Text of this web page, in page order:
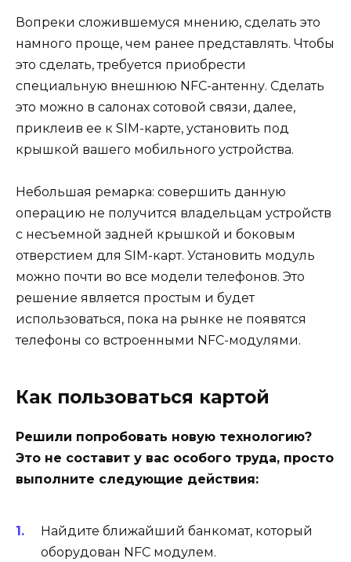
Вопреки сложившемуся мнению, сделать это
намного проще, чем ранее представлять. Чтобы
это сделать, требуется приобрести
специальную внешнюю NFC-антенну. Сделать
это можно в салонах сотовой связи, далее,
приклеив ее к SIM-карте, установить под
крышкой вашего мобильного устройства.
Небольшая ремарка: совершить данную
операцию не получится владельцам устройств
с несъемной задней крышкой и боковым
отверстием для SIM-карт. Установить модуль
можно почти во все модели телефонов. Это
решение является простым и будет
использоваться, пока на рынке не появятся
телефоны со встроенными NFC-модулями.
Как пользоваться картой
Решили попробовать новую технологию?
Это не составит у вас особого труда, просто
выполните следующие действия:
Найдите ближайший банкомат, который
оборудован NFC модулем.